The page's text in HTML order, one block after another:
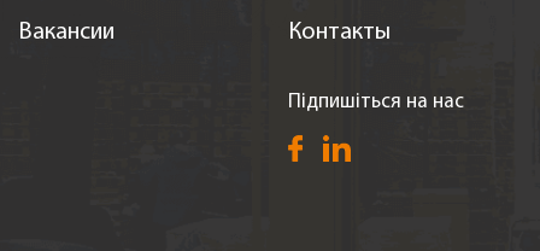
Вакансии Контакты
Підпишіться на нас